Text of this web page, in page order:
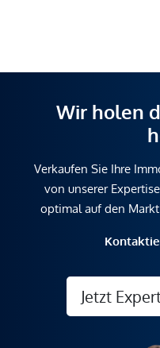
Wir holen
Verkaufen Sie Ihre
von unserer
optimal auf den
Jetzt